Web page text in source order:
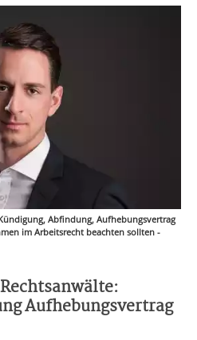
Abfindung, Aufhebungsvertrag
im Arbeitsrecht beachten sollten -
Aufhebungsvertrag